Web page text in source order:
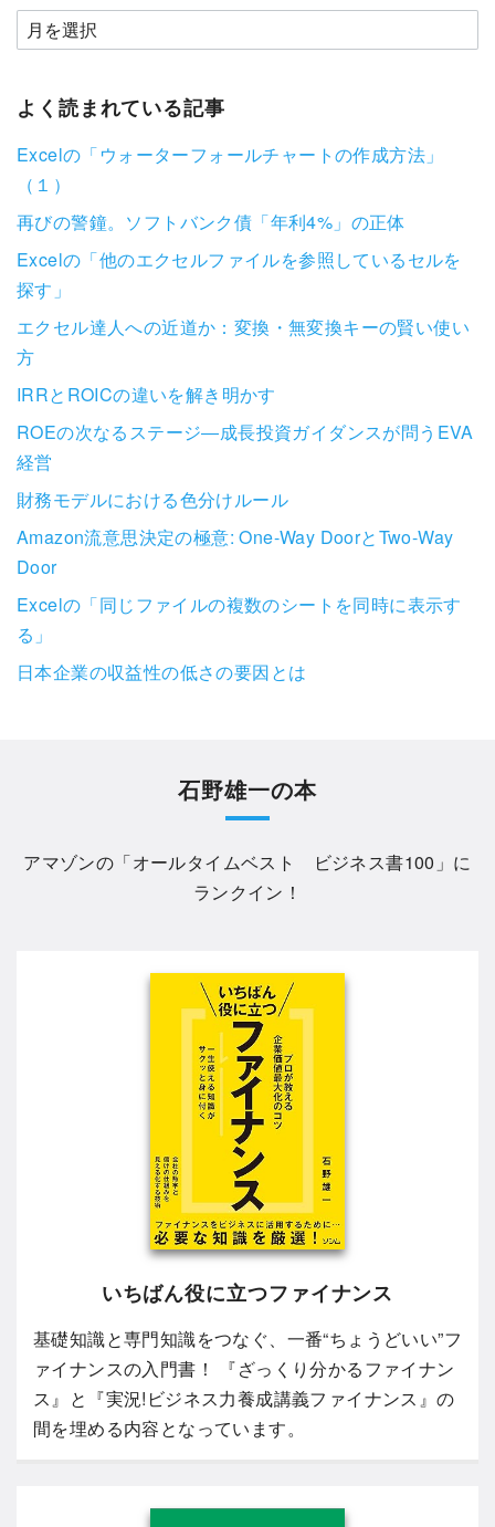
よく読まれている記事
Excelの「ウォーターフォールチャートの作成方法」
（１）
再びの警鐘。ソフトバンク債「年利4%」の正体
Excelの「他のエクセルファイルを参照しているセルを
探す」
エクセル達人への近道か：変換・無変換キーの賢い使い
方
IRRとROICの違いを解き明かす
ROEの次なるステージ―成長投資ガイダンスが問うEVA
経営
財務モデルにおける色分けルール
Amazon流意思決定の極意: One-Way DoorとTwo-Way
Door
Excelの「同じファイルの複数のシートを同時に表示す
る」
日本企業の収益性の低さの要因とは
石野雄一の本
アマゾンの「オールタイムベスト ビジネス書100 」に
ランクイン！
いちばん役に立つファイナンス
基礎知識と専門知識をつなぐ、一番“ちょうどいい”フ
ァイナンスの入門書！ 『ざっくり分かるファイナン
ス』と『実況!ビジネス力養成講義ファイナンス』の
間を埋める内容となっています。